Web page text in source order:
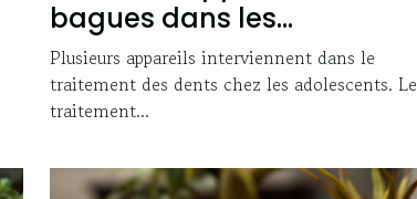
bagues dans les
traitements dentaires
adolescents ou adultes ?
Plusieurs appareils interviennent dans le
traitement des dents chez les adolescents. Le
traitement...